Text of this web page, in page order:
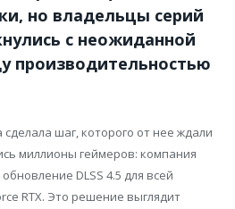
но владельцы серий
с неожиданной
производительностью
шаг, которого от нее ждали
миллионы геймеров: компания
DLSS 4.5 для всей
RTX. Это решение выглядит